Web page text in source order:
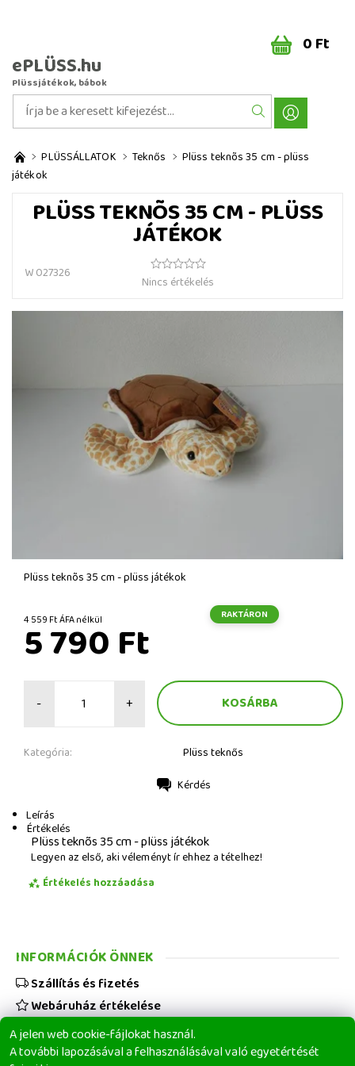
ePLÜSS.hu
Plüssjátékok, bábok
0 Ft
PLÜSSÁLLATOK Teknős
Plüss teknõs 35 cm - plüss
játékok
PLÜSS TEKNÕS 35 CM - PLÜSS
JÁTÉKOK
W 027326
Nincs értékelés
Plüss teknõs 35 cm - plüss játékok
4 559 Ft ÁFA nélkül RAKTÁRON
5 790 Ft
- +
Kategória: Plüss teknős
Kérdés
Leírás
Értékelés
Plüss teknõs 35 cm - plüss játékok
Legyen az első, aki véleményt ír ehhez a tételhez!
Értékelés hozzáadása
A jelen web cookie-fájlokat használ.
A további lapozásával a felhasználásával való egyetértését
INFORMÁCIÓK ÖNNEK
Szállítás és fizetés
Webáruház értékelése
Viszonteladóknak
Üzleti feltételek